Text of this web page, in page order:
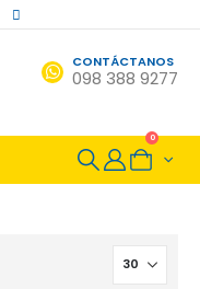
CONTÁCTANOS
098 388 9277
0